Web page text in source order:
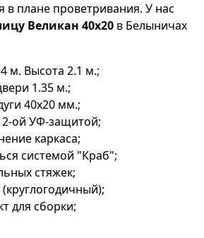
в плане проветривания. У нас
Великан 40х20 в Белыничах
м. Высота 2.1 м.;
1.35 м.;
40х20 мм.;
ой УФ-защитой;
каркаса;
системой "Краб";
стяжек;
для сборки;